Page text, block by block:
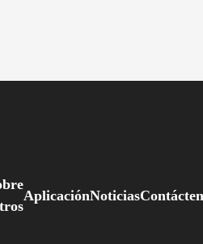
AplicaciónNoticias